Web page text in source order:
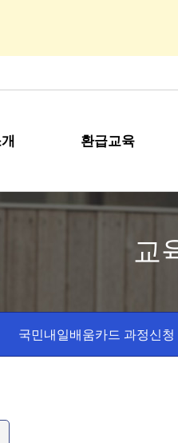
환급교육
교
국민내일배움카드 과정신청